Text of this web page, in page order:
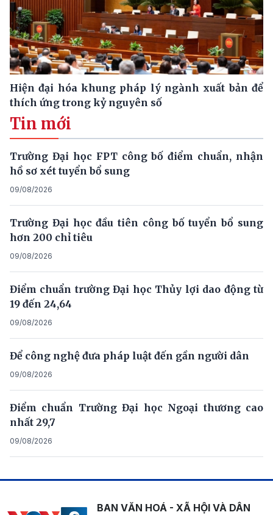
Hiện đại hóa khung pháp lý ngành xuất bản để
thích ứng trong kỷ nguyên số
Tin mới
Trường Đại học FPT công bố điểm chuẩn, nhận
hồ sơ xét tuyển bổ sung
09/08/2026
Trường Đại học đầu tiên công bố tuyển bổ sung
hơn 200 chỉ tiêu
09/08/2026
Điểm chuẩn trường Đại học Thủy lợi dao động từ
19 đến 24,64
09/08/2026
Để công nghệ đưa pháp luật đến gần người dân
09/08/2026
Điểm chuẩn Trường Đại học Ngoại thương cao
nhất 29,7
09/08/2026
BAN VĂN HOÁ - XÃ HỘI VÀ DÂN